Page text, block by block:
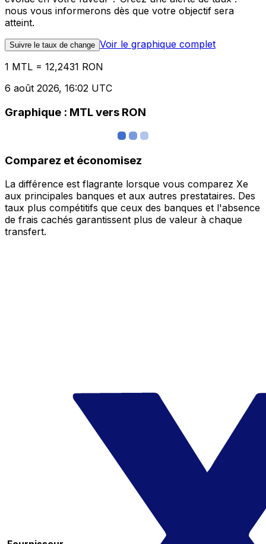
nous vous informerons dès que votre objectif sera
atteint.
Suivre le taux de change Voir le graphique complet
1 MTL = 12,2431 RON
6 août 2026, 16:02 UTC
Graphique : MTL vers RON
Comparez et économisez
La différence est flagrante lorsque vous comparez Xe
aux principales banques et aux autres prestataires. Des
taux plus compétitifs que ceux des banques et l'absence
de frais cachés garantissent plus de valeur à chaque
transfert.